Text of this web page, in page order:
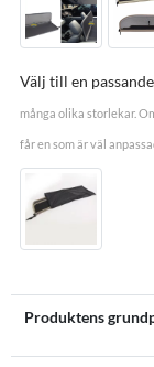
Välj till en
många olika storlekar.
får en som är väl
Produktens